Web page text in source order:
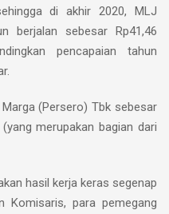
di akhir 2020, MLJ
berjalan sebesar Rp41,46
pencapaian tahun
(Persero) Tbk sebesar
merupakan bagian dari
hasil kerja keras segenap
Komisaris, para pemegang